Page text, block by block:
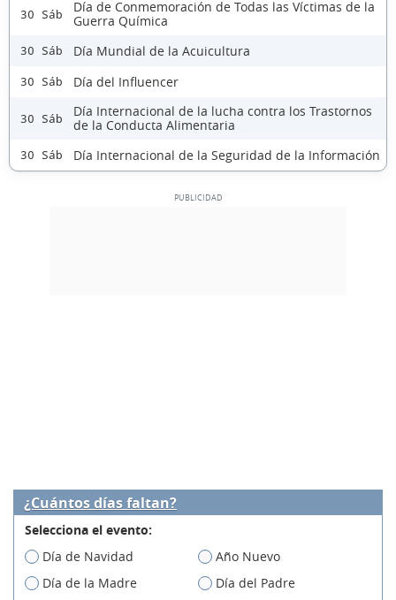
30 Sáb
Día de Conmemoración de Todas las Víctimas de la
Guerra Química
30 Sáb Día Mundial de la Acuicultura
30 Sáb Día del Influencer
30 Sáb
Día Internacional de la lucha contra los Trastornos
de la Conducta Alimentaria
30 Sáb Día Internacional de la Seguridad de la Información
¿Cuántos días faltan?
Selecciona el evento:
Día de Navidad
Año Nuevo
Día de la Madre
Día del Padre